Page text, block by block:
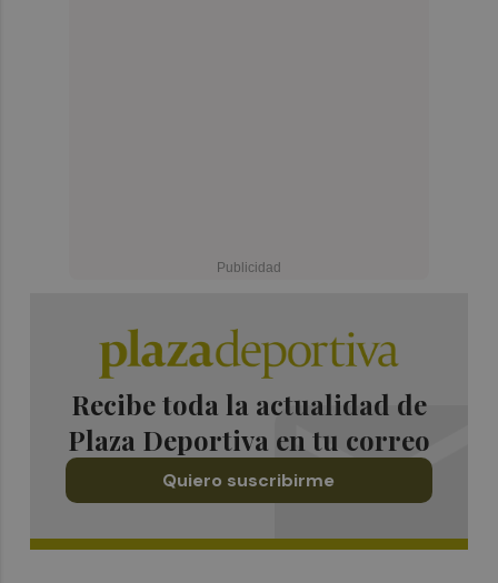
Recibe toda la actualidad de
Plaza Deportiva en tu correo
Quiero suscribirme